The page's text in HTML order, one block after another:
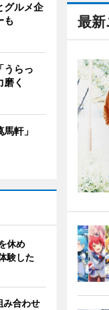
最新
グルメ企
も
うらっ
く
馬軒」
休め
験した
み合わせ